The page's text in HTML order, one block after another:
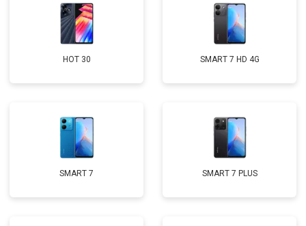
HOT 30 SMART 7 HD 4G
SMART 7 SMART 7 PLUS